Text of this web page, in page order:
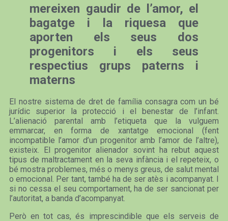
mereixen gaudir de l’amor, el
bagatge i la riquesa que
aporten els seus dos
progenitors i els seus
respectius grups paterns i
materns
El nostre sistema de dret de família consagra com un bé
jurídic superior la protecció i el benestar de l’infant.
L’alienació parental amb l’etiqueta que la vulguem
emmarcar, en forma de xantatge emocional (fent
incompatible l’amor d’un progenitor amb l’amor de l’altre),
existeix. El progenitor alienador sovint ha rebut aquest
tipus de maltractament en la seva infància i el repeteix, o
bé mostra problemes, més o menys greus, de salut mental
o emocional. Per tant, també ha de ser atès i acompanyat. I
si no cessa el seu comportament, ha de ser sancionat per
l’autoritat, a banda d’acompanyat.
Però en tot cas, és imprescindible que els serveis de